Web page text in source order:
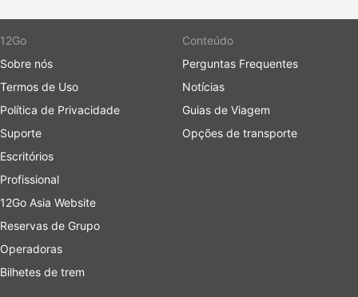
12Go
Sobre nós
Termos de Uso
Política de Privacidade
Suporte
Escritórios
Profissional
12Go Asia Website
Reservas de Grupo
Operadoras
Bilhetes de trem
Conteúdo
Perguntas Frequentes
Notícias
Guias de Viagem
Opções de transporte